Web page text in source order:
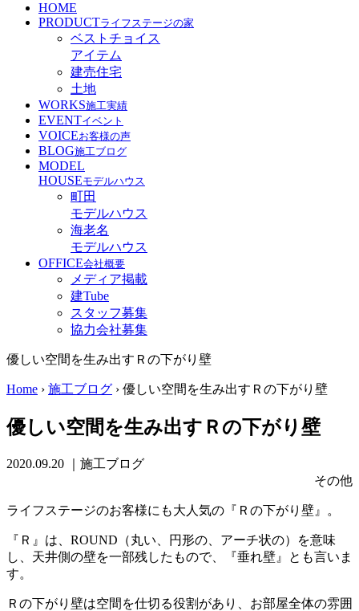
HOME
PRODUCTライフステージの家
ベストチョイス
アイテム
建売住宅
土地
WORKS施工実績
EVENTイベント
VOICEお客様の声
BLOG施工ブログ
MODEL
HOUSEモデルハウス
町田
モデルハウス
海老名
モデルハウス
OFFICE会社概要
メディア掲載
建Tube
スタッフ募集
協力会社募集
優しい空間を生み出すＲの下がり壁
Home › 施工ブログ › 優しい空間を生み出すＲの下がり壁
優しい空間を生み出すＲの下がり壁
2020.09.20
｜施工ブログ
その他
ライフステージのお客様にも大人気の『Ｒの下がり壁』。
『Ｒ』は、ROUND（丸い、円形の、アーチ状の）を意味
し、天井側の壁を一部残したもので、『垂れ壁』とも言いま
す。
Ｒの下がり壁は空間を仕切る役割があり、お部屋全体の雰囲